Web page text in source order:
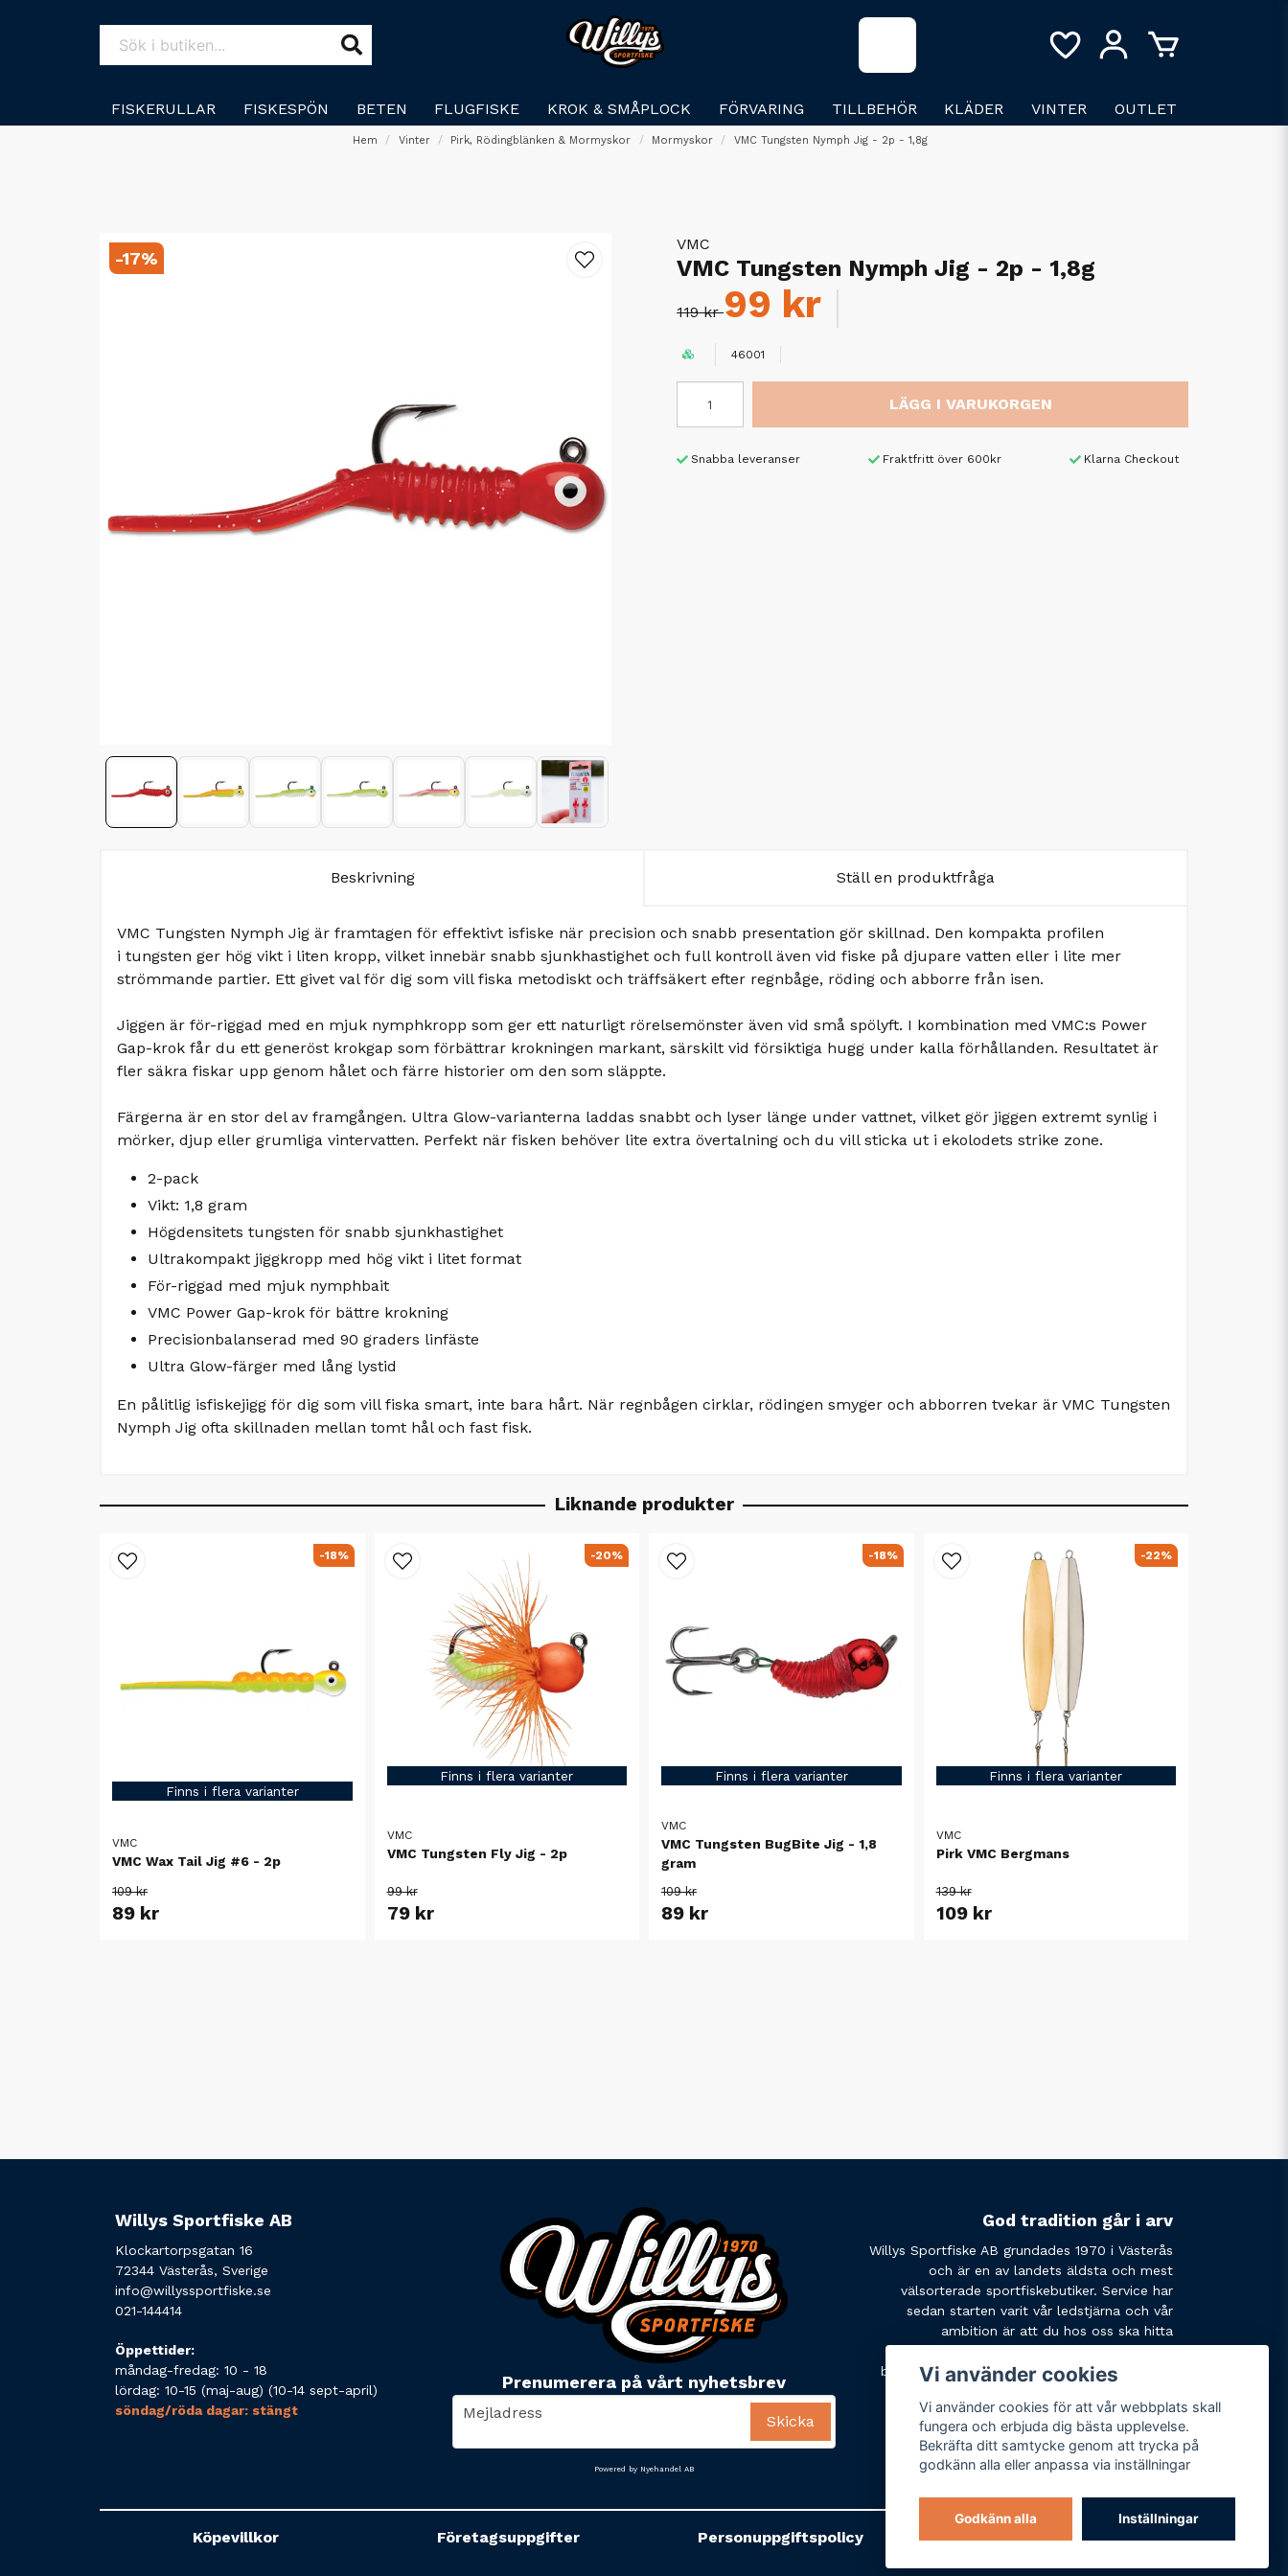
FISKERULLAR FISKESPÖN BETEN FLUGFISKE KROK & SMÅPLOCK FÖRVARING TILLBEHÖR KLÄDER VINTER OUTLET
Hem Vinter Pirk, Rödingblänken & Mormyskor Mormyskor VMC Tungsten Nymph Jig - 2p - 1,8g
-17%
VMC
VMC Tungsten Nymph Jig - 2p - 1,8g
119 kr99 kr
46001
LÄGG I VARUKORGEN
Snabba leveranser Fraktfritt över 600kr Klarna Checkout
Beskrivning Ställ en produktfråga
VMC Tungsten Nymph Jig är framtagen för effektivt isfiske när precision och snabb presentation gör skillnad. Den kompakta profilen
i tungsten ger hög vikt i liten kropp, vilket innebär snabb sjunkhastighet och full kontroll även vid fiske på djupare vatten eller i lite mer
strömmande partier. Ett givet val för dig som vill fiska metodiskt och träffsäkert efter regnbåge, röding och abborre från isen.
Jiggen är för-riggad med en mjuk nymphkropp som ger ett naturligt rörelsemönster även vid små spölyft. I kombination med VMC:s Power
Gap-krok får du ett generöst krokgap som förbättrar krokningen markant, särskilt vid försiktiga hugg under kalla förhållanden. Resultatet är
fler säkra fiskar upp genom hålet och färre historier om den som släppte.
Färgerna är en stor del av framgången. Ultra Glow-varianterna laddas snabbt och lyser länge under vattnet, vilket gör jiggen extremt synlig i
mörker, djup eller grumliga vintervatten. Perfekt när fisken behöver lite extra övertalning och du vill sticka ut i ekolodets strike zone.
2-pack
Vikt: 1,8 gram
Högdensitets tungsten för snabb sjunkhastighet
Ultrakompakt jiggkropp med hög vikt i litet format
För-riggad med mjuk nymphbait
VMC Power Gap-krok för bättre krokning
Precisionbalanserad med 90 graders linfäste
Ultra Glow-färger med lång lystid
En pålitlig isfiskejigg för dig som vill fiska smart, inte bara hårt. När regnbågen cirklar, rödingen smyger och abborren tvekar är VMC Tungsten
Nymph Jig ofta skillnaden mellan tomt hål och fast fisk.
Liknande produkter
Finns i flera varianter
VMC
VMC Wax Tail Jig #6 - 2p
109 kr
89 kr
-18%
Finns i flera varianter
VMC
VMC Tungsten Fly Jig - 2p
99 kr
79 kr
-20%
Finns i flera varianter
VMC
VMC Tungsten BugBite Jig - 1,8
gram
109 kr
89 kr
-18%
Finns i flera varianter
VMC
Pirk VMC Bergmans
139 kr
109 kr
-22%
Willys Sportfiske AB
Klockartorpsgatan 16
72344 Västerås, Sverige
info@willyssportfiske.se
021-144414
Öppettider:
måndag-fredag: 10 - 18
lördag: 10-15 (maj-aug) (10-14 sept-april)
söndag/röda dagar: stängt
Prenumerera på vårt nyhetsbrev
email
Mejladress Skicka
God tradition går i arv
Willys Sportfiske AB grundades 1970 i Västerås
och är en av landets äldsta och mest
välsorterade sportfiskebutiker. Service har
sedan starten varit vår ledstjärna och vår
ambition är att du hos oss ska hitta
behöver. Tveka inte att slå oss en signal eller
Powered by Nyehandel AB
Köpevillkor Företagsuppgifter Personuppgiftspolicy Varumärken
Vi använder cookies
Vi använder cookies för att vår webbplats skall
fungera och erbjuda dig bästa upplevelse.
Bekräfta ditt samtycke genom att trycka på
godkänn alla eller anpassa via inställningar
Godkänn alla Inställningar